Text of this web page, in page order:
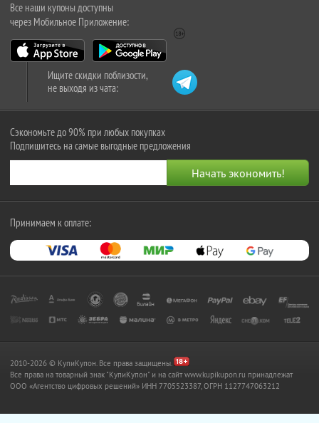
Все наши купоны доступны
через Мобильное Приложение:
Ищите скидки поблизости,
не выходя из чата:
Сэкономьте до 90% при любых покупках
Подпишитесь на самые выгодные предложения
Принимаем к оплате:
2010-2026 © КупиКупон. Все права защищены.
Все права на товарный знак "КупиКупон" и на сайт www.kupikupon.ru принадлежат
OOO «Агентство цифровых решений» ИНН 7705523387, ОГРН 1127747063212